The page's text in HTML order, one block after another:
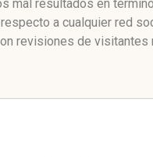
mal resultados en
a cualquier red
revisiones de visitantes